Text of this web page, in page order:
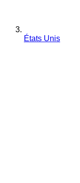
États Unis